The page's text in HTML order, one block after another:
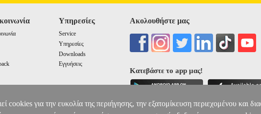
Υπηρεσίες
Service
Υπηρεσίες
Downloads
Εγγυήσεις
Ακολουθήστε μας
Κατεβάστε το app μας!
cookies για την ευκολία της περιήγησης, την εξατομίκευση περιεχομένου και